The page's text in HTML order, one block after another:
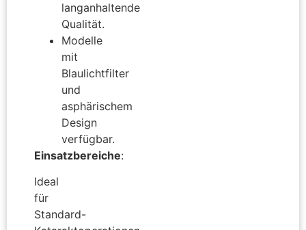
langanhaltende
Qualität.
Modelle
mit
Blaulichtfilter
und
asphärischem
Design
verfügbar.
Einsatzbereiche:
Ideal
für
Standard-